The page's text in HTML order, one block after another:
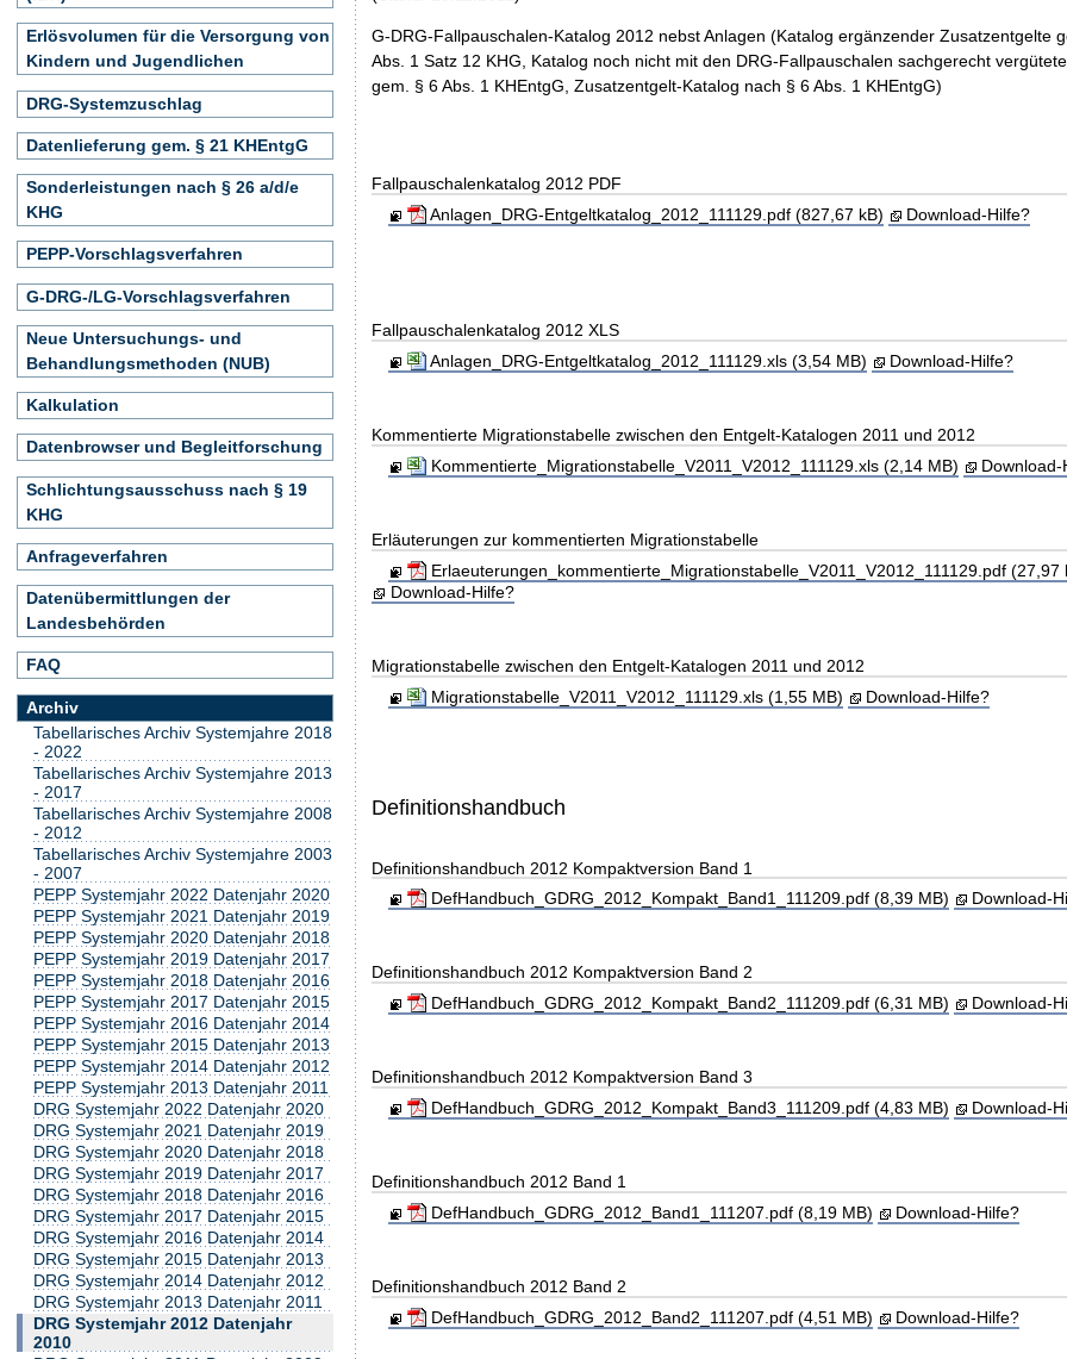
G-DRG-Fallpauschalen-Katalog 2012 nebst Anlagen (Katalog ergänzender Zusatzentgelte
Abs. 1 Satz 12 KHG, Katalog noch nicht mit den DRG-Fallpauschalen sachgerecht
gem. § 6 Abs. 1 KHEntgG, Zusatzentgelt-Katalog nach § 6 Abs. 1 KHEntgG)
Fallpauschalenkatalog 2012 PDF
Anlagen_DRG-Entgeltkatalog_2012_111129.pdf (827,67 kB)
Download-Hilfe?
Fallpauschalenkatalog 2012 XLS
Anlagen_DRG-Entgeltkatalog_2012_111129.xls (3,54 MB)
Download-Hilfe?
Kommentierte Migrationstabelle zwischen den Entgelt-Katalogen 2011 und 2012
Kommentierte_Migrationstabelle_V2011_V2012_111129.xls (2,14 MB)
Download-
Erläuterungen zur kommentierten Migrationstabelle
Erlaeuterungen_kommentierte_Migrationstabelle_V2011_V2012_111129.pdf (27,97
Download-Hilfe?
Migrationstabelle zwischen den Entgelt-Katalogen 2011 und 2012
Migrationstabelle_V2011_V2012_111129.xls (1,55 MB)
Download-Hilfe?
Definitionshandbuch
Definitionshandbuch 2012 Kompaktversion Band 1
DefHandbuch_GDRG_2012_Kompakt_Band1_111209.pdf (8,39 MB)
Download-
Definitionshandbuch 2012 Kompaktversion Band 2
DefHandbuch_GDRG_2012_Kompakt_Band2_111209.pdf (6,31 MB)
Download-
Definitionshandbuch 2012 Kompaktversion Band 3
DefHandbuch_GDRG_2012_Kompakt_Band3_111209.pdf (4,83 MB)
Download-
Definitionshandbuch 2012 Band 1
DefHandbuch_GDRG_2012_Band1_111207.pdf (8,19 MB)
Download-Hilfe?
Definitionshandbuch 2012 Band 2
DefHandbuch_GDRG_2012_Band2_111207.pdf (4,51 MB)
Download-Hilfe?
Erlösvolumen für die Versorgung von
Kindern und Jugendlichen
DRG-Systemzuschlag
Datenlieferung gem. § 21 KHEntgG
Sonderleistungen nach § 26 a/d/e
KHG
PEPP-Vorschlagsverfahren
G-DRG-/LG-Vorschlagsverfahren
Neue Untersuchungs- und
Behandlungsmethoden (NUB)
Kalkulation
Datenbrowser und Begleitforschung
Schlichtungsausschuss nach § 19
KHG
Anfrageverfahren
Datenübermittlungen der
Landesbehörden
FAQ
Archiv
Tabellarisches Archiv Systemjahre 2018
- 2022
Tabellarisches Archiv Systemjahre 2013
- 2017
Tabellarisches Archiv Systemjahre 2008
- 2012
Tabellarisches Archiv Systemjahre 2003
- 2007
PEPP Systemjahr 2022 Datenjahr 2020
PEPP Systemjahr 2021 Datenjahr 2019
PEPP Systemjahr 2020 Datenjahr 2018
PEPP Systemjahr 2019 Datenjahr 2017
PEPP Systemjahr 2018 Datenjahr 2016
PEPP Systemjahr 2017 Datenjahr 2015
PEPP Systemjahr 2016 Datenjahr 2014
PEPP Systemjahr 2015 Datenjahr 2013
PEPP Systemjahr 2014 Datenjahr 2012
PEPP Systemjahr 2013 Datenjahr 2011
DRG Systemjahr 2022 Datenjahr 2020
DRG Systemjahr 2021 Datenjahr 2019
DRG Systemjahr 2020 Datenjahr 2018
DRG Systemjahr 2019 Datenjahr 2017
DRG Systemjahr 2018 Datenjahr 2016
DRG Systemjahr 2017 Datenjahr 2015
DRG Systemjahr 2016 Datenjahr 2014
DRG Systemjahr 2015 Datenjahr 2013
DRG Systemjahr 2014 Datenjahr 2012
DRG Systemjahr 2013 Datenjahr 2011
DRG Systemjahr 2012 Datenjahr
2010